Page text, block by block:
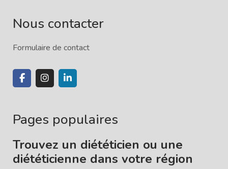
Nous contacter
Formulaire de contact
Pages populaires
Trouvez un diététicien ou une
diététicienne dans votre région